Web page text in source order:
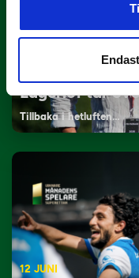
Lagerlöf tar
Tillbaka i hetluften…
12 JUNI